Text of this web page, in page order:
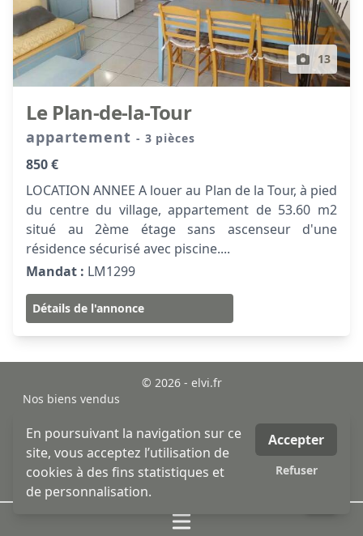
13
Le Plan-de-la-Tour
appartement - 3 pièces
850 €
LOCATION ANNEE A louer au Plan de la Tour, à pied
du centre du village, appartement de 53.60 m2
situé au 2ème étage sans ascenseur d'une
résidence sécurisé avec piscine....
Mandat : LM1299
Détails de l'annonce
© 2026 - elvi.fr
Nos biens vendus
Mentions légales
MLI - mon logiciel immobilier - logiciel & site internet
immobilier
honoraires
En poursuivant la navigation sur ce
site, vous acceptez l’utilisation de
cookies à des fins statistiques et
de personnalisation.
Accepter
Refuser